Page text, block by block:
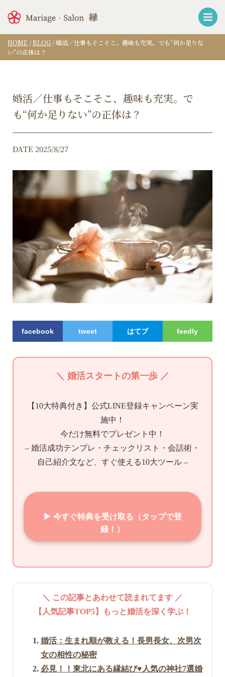
HOME /BLOG /婚活／仕事もそこそこ、趣味も充実。でも“何か足りな
い”の正体は？
婚活／仕事もそこそこ、趣味も充実。で
も“何か足りない”の正体は？
DATE 2025/8/27
facebook tweet はてブ feedly
＼ 婚活スタートの第一歩 ／
【10大特典付き】公式LINE登録キャンペーン実
施中！
今だけ無料でプレゼント中！
– 婚活成功テンプレ・チェックリスト・会話術・
自己紹介文など、すぐ使える10大ツール –
▶ 今すぐ特典を受け取る（タップで登
録！）
＼ この記事とあわせて読まれてます ／
【人気記事TOP5】もっと婚活を深く学ぶ！
婚活：生まれ順が教える！長男長女、次男次
女の相性の秘密
必見！！東北にある縁結び♥人気の神社7選婚